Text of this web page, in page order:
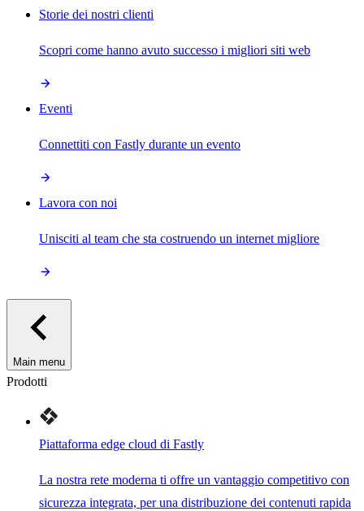
Storie dei nostri clienti
Scopri come hanno avuto successo i migliori siti web
Eventi
Connettiti con Fastly durante un evento
Lavora con noi
Unisciti al team che sta costruendo un internet migliore
Main menu
Prodotti
Piattaforma edge cloud di Fastly
La nostra rete moderna ti offre un vantaggio competitivo con
sicurezza integrata, per una distribuzione dei contenuti rapida